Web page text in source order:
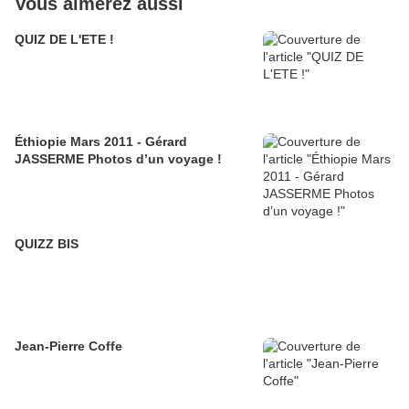
QUIZ DE L'ETE !
Éthiopie Mars 2011 - Gérard
JASSERME Photos d’un voyage !
QUIZZ BIS
Jean-Pierre Coffe